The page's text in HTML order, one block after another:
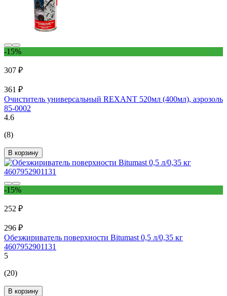
-15%
307 ₽
361 ₽
Очиститель универсальный REXANT 520мл (400мл), аэрозоль
85-0002
4.6
(8)
В корзину
-15%
252 ₽
296 ₽
Обезжириватель поверхности Bitumast 0,5 л/0,35 кг
4607952901131
5
(20)
В корзину